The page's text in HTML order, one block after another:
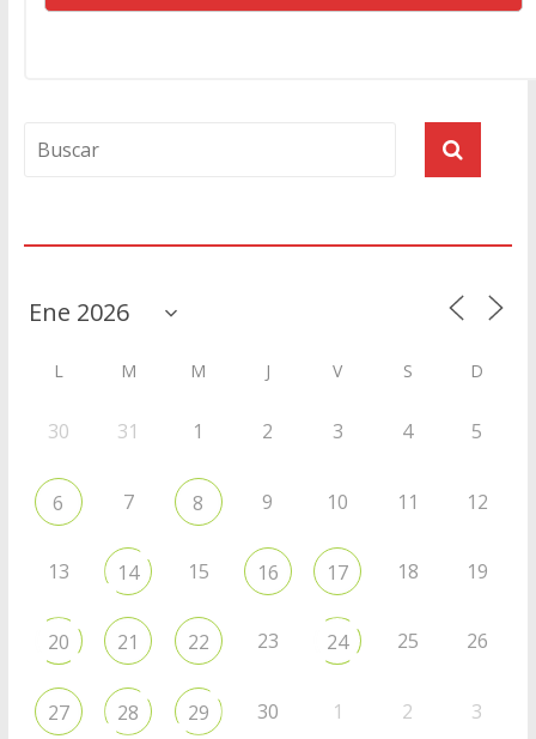
L M M J V S D
30 31 1 2 3 4 5
6 7 8 9 10 11 12
13 14 15 16 17 18 19
20 21 22 23 24 25 26
27 28 29 30 1 2 3